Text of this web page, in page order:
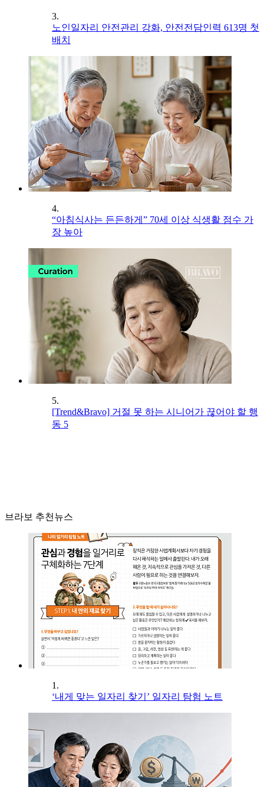
3.
노인일자리 안전관리 강화, 안전전담인력 613명 첫
배치
4.
“아침식사는 든든하게” 70세 이상 식생활 점수 가
장 높아
5.
[Trend&Bravo] 거절 못 하는 시니어가 끊어야 할 행
동 5
브라보 추천뉴스
1.
‘내게 맞는 일자리 찾기’ 일자리 탐험 노트